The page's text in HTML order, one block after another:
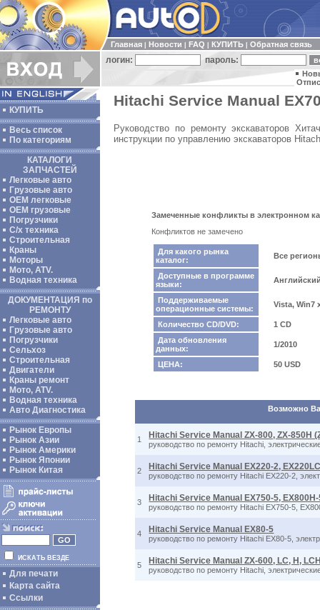
Главная Новости FAQ КУПИТЬ Обратная связь
логин: пароль:
КУПИТЬ
Весь список
По категориям
КАТАЛОГИ
ЗАПЧАСТЕЙ
Легковые авто
Грузовые авто
ОЕМ легковые
OEM грузовые
Погрузчики
С/х техника
Строительная
Краны
Моторы
Мото, ATV.
Водная техника
ДОКУМЕНТАЦИЯ по
РЕМОНТУ
Легковые авто
Грузовые авто
Погрузчики
Сельхоз
Строительная
Двигатели
Краны ремонт
Мото, ATV.
Водная техника
Авто Диагностика
Рынок Европы
Рынок Азии
Рынок Америки
Рынок Японии
Рынок Китая
ИСКАТЬ ВЕЗДЕ
Для печати
Карта сайта
Ссылки
Hitachi Service Manual
Руководство по ремонту экскаваторов
инструкции по управлению экскаваторов
Замеченные конфликты в электронном
Конфликтов не замечено
Для какого рынка
каталог:
Все
Доступные в программе
языки:
Поддерживаемые
операционные системы:
Vista, Win7
Количество CD/DVD:
1 CD
Дата обновления
данных:
1/2010
ЦЕНА: 50 USD
Возможно
1 Hitachi Service Manual ZX-800, ZX-850H
руководство по ремонту Hitachi,
2 Hitachi Service Manual EX220-2,
руководство по ремонту Hitachi EX220-2,
3 Hitachi Service Manual EX750-5,
руководство по ремонту Hitachi EX750-5,
4 Hitachi Service Manual EX80-5
руководство по ремонту Hitachi EX80-5,
5 Hitachi Service Manual ZX-600, LC, H,
руководство по ремонту Hitachi,